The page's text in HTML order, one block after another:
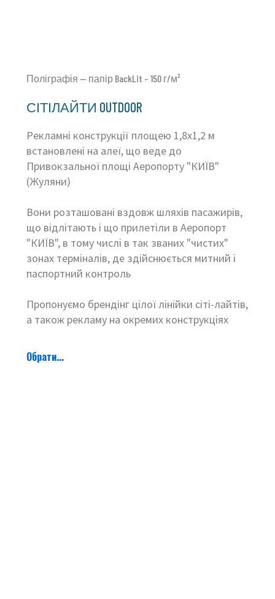
Поліграфія — папір BackLit – 150 г/м²
СІТІЛАЙТИ OUTDOOR
Рекламні конструкції площею 1,8х1,2 м
встановлені на алеї, що веде до
Привокзальної площі Аеропорту "КИЇВ"
(Жуляни)
Вони розташовані вздовж шляхів пасажирів,
що відлітають і що прилетіли в Аеропорт
"КИЇВ", в тому числі в так званих "чистих"
зонах терміналів, де здійснюється митний і
паспортний контроль
Пропонуємо брендінг цілої лінійки сіті-лайтів,
а також рекламу на окремих конструкціях
Обрати...